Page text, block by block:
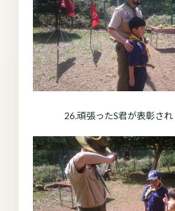
26.頑張ったS君が表彰され